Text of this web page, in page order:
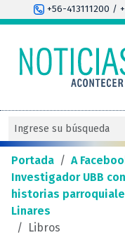
+56-413111200 /
Portada / A
Investigador UBB
historias
Linares
/ Libros